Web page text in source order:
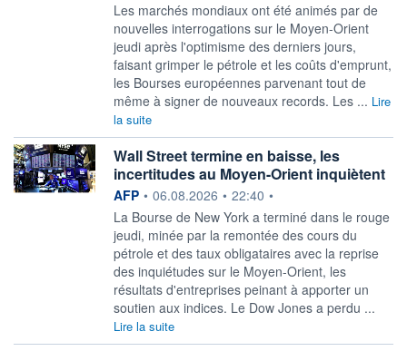
Les marchés mondiaux ont été animés par de
nouvelles interrogations sur le Moyen-Orient
jeudi après l'optimisme des derniers jours,
faisant grimper le pétrole et les coûts d'emprunt,
les Bourses européennes parvenant tout de
même à signer de nouveaux records. Les ... Lire
la suite
Wall Street termine en baisse, les
incertitudes au Moyen-Orient inquiètent
information fournie par
AFP • 06.08.2026 • 22:40 •
La Bourse de New York a terminé dans le rouge
jeudi, minée par la remontée des cours du
pétrole et des taux obligataires avec la reprise
des inquiétudes sur le Moyen-Orient, les
résultats d'entreprises peinant à apporter un
soutien aux indices. Le Dow Jones a perdu ...
Lire la suite